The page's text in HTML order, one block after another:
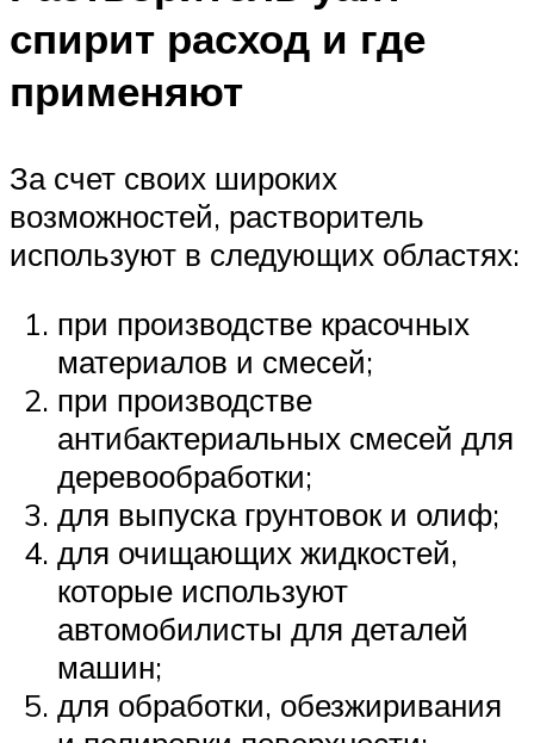
спирит расход и где
применяют
За счет своих широких
возможностей, растворитель
используют в следующих областях:
при производстве красочных
материалов и смесей;
при производстве
антибактериальных смесей для
деревообработки;
для выпуска грунтовок и олиф;
для очищающих жидкостей,
которые используют
автомобилисты для деталей
машин;
для обработки, обезжиривания